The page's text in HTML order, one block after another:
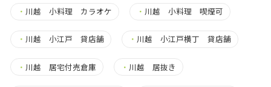
・ 川越 小料理 カラオケ ・ 川越 小料理 喫煙可
・ 川越 小江戸 貸店舗 ・ 川越 小江戸横丁 貸店舗
・ 川越 居宅付売倉庫 ・ 川越 居抜き